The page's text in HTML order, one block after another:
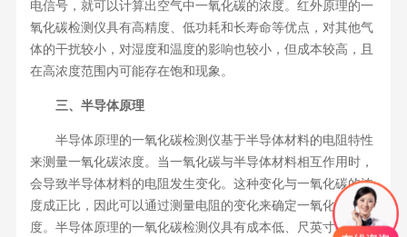
电信号，就可以计算出空气中一氧化碳的浓度。红外原理的一
氧化碳检测仪具有高精度、低功耗和长寿命等优点，对其他气
体的干扰较小，对湿度和温度的影响也较小，但成本较高，且
在高浓度范围内可能存在饱和现象。
三、半导体原理
半导体原理的一氧化碳检测仪基于半导体材料的电阻特性
来测量一氧化碳浓度。当一氧化碳与半导体材料相互作用时，
会导致半导体材料的电阻发生变化。这种变化与一氧化碳的浓
度成正比，因此可以通过测量电阻的变化来确定一氧化碳的浓
度。半导体原理的一氧化碳检测仪具有成本低、尺英寸小和响